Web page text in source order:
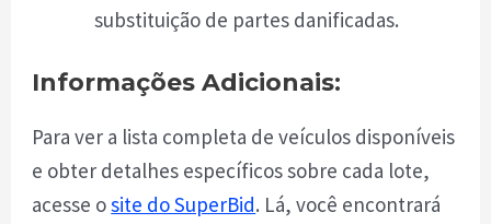
substituição de partes danificadas.
Informações Adicionais:
Para ver a lista completa de veículos disponíveis
e obter detalhes específicos sobre cada lote,
acesse osite do SuperBid. Lá, você encontrará